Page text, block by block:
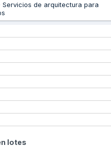
Servicios de arquitectura para
lotes